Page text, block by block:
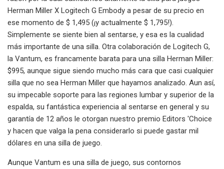
Herman Miller X Logitech G Embody a pesar de su precio en
ese momento de $ 1,495 (¡y actualmente $ 1,795!).
Simplemente se siente bien al sentarse, y esa es la cualidad
más importante de una silla. Otra colaboración de Logitech G,
la Vantum, es francamente barata para una silla Herman Miller:
$995, aunque sigue siendo mucho más cara que casi cualquier
silla que no sea Herman Miller que hayamos analizado. Aun así,
su impecable soporte para las regiones lumbar y superior de la
espalda, su fantástica experiencia al sentarse en general y su
garantía de 12 años le otorgan nuestro premio Editors 'Choice
y hacen que valga la pena considerarlo si puede gastar mil
dólares en una silla de juego.
Aunque Vantum es una silla de juego, sus contornos